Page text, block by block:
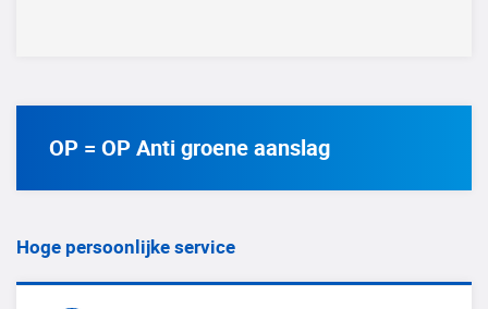
OP = OP Anti groene aanslag
Hoge persoonlijke service